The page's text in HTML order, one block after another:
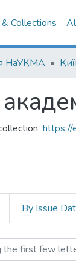
Collections
НаУКМА
https://
By Issue